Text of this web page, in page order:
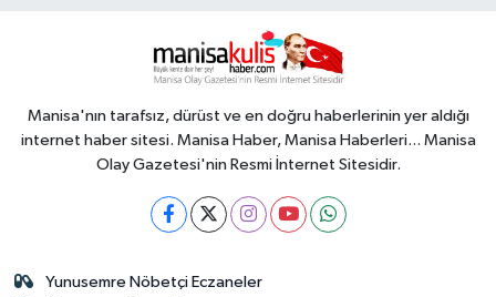
Manisa'nın tarafsız, dürüst ve en doğru haberlerinin yer aldığı
internet haber sitesi. Manisa Haber, Manisa Haberleri... Manisa
Olay Gazetesi'nin Resmi İnternet Sitesidir.
Yunusemre Nöbetçi Eczaneler